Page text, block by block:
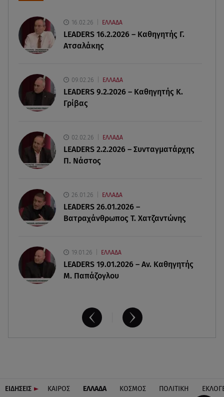
4 (πολύ σημαντικά) πράγματα που
αποκαλύπτουν οι διακοπές για τη σχέση σου
μνημόσυνο
07.08.26 , 11:18
07.08.26 , 11:17
Παρουσιάστρια κοιμήθηκε on air και έγινε viral-
Δείτε το στιγμιότυπο
Stars System: Γιορτάζει 20 χρόνια και γίνεται
καθημερινό στο Star
16.02.26 ΕΛΛΑΔΑ
LEADERS 16.2.2026 – Καθηγητής Γ.
Ατσαλάκης
09.02.26 ΕΛΛΑΔΑ
LEADERS 9.2.2026 – Καθηγητής Κ.
Γρίβας
02.02.26 ΕΛΛΑΔΑ
LEADERS 2.2.2026 – Συνταγματάρχης
Π. Νάστος
26.01.26 ΕΛΛΑΔΑ
LEADERS 26.01.2026 –
Βατραχάνθρωπος Τ. Χατζαντώνης
19.01.26 ΕΛΛΑΔΑ
LEADERS 19.01.2026 – Αν. Καθηγητής
Μ. Παπάζογλου
ΕΙΔΗΣΕΙΣ ΚΑΙΡΟΣ ΕΛΛΑΔΑ ΚΟΣΜΟΣ ΠΟΛΙΤΙΚΗ